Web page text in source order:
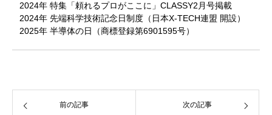
2024年 特集「頼れるプロがここに」CLASSY2月号掲載
2024年 先端科学技術記念日制度（日本X-TECH連盟 開設）
2025年 半導体の日（商標登録第6901595号）
前の記事 次の記事